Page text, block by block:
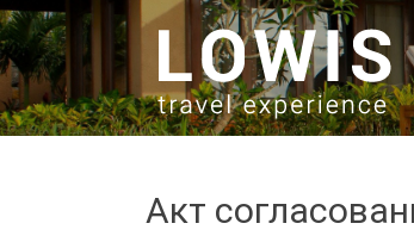
SKIP TO CONTENT
Акт